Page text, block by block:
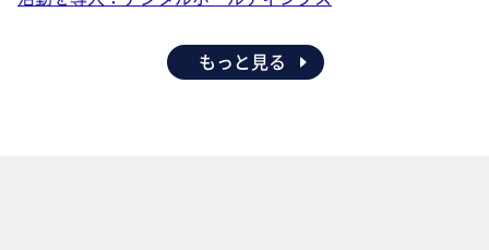
もっと見る